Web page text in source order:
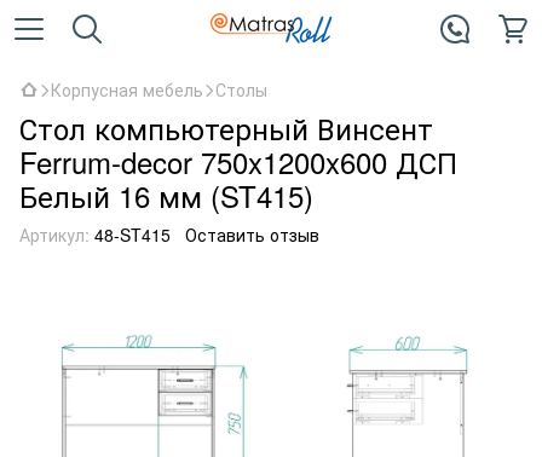
Корпусная мебель Столы
Стол компьютерный Винсент
Ferrum-decor 750x1200x600 ДСП
Белый 16 мм (ST415)
Артикул: 48-ST415 Оставить отзыв